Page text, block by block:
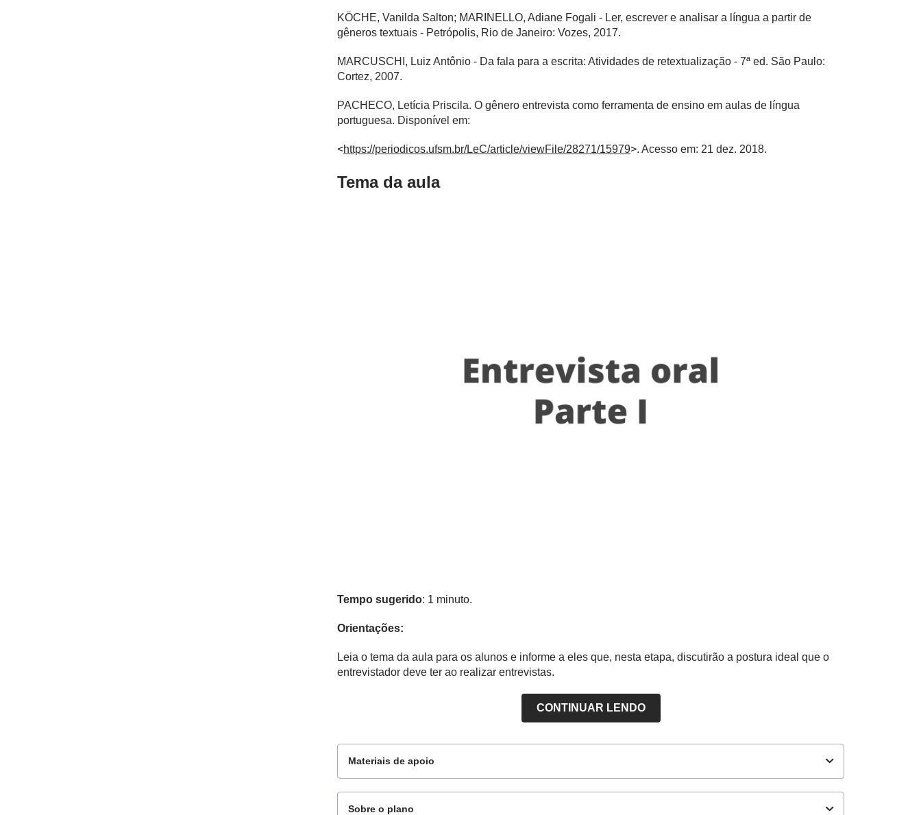
KÖCHE, Vanilda Salton; MARINELLO, Adiane Fogali - Ler, escrever e analisar a língua a partir de
gêneros textuais - Petrópolis, Rio de Janeiro: Vozes, 2017.
MARCUSCHI, Luiz Antônio - Da fala para a escrita: Atividades de retextualização - 7ª ed. São Paulo:
Cortez, 2007.
PACHECO, Letícia Priscila. O gênero entrevista como ferramenta de ensino em aulas de língua
portuguesa. Disponível em:
<https://periodicos.ufsm.br/LeC/article/viewFile/28271/15979>. Acesso em: 21 dez. 2018.
Tema da aula
Tempo sugerido: 1 minuto.
Orientações:
Leia o tema da aula para os alunos e informe a eles que, nesta etapa, discutirão a postura ideal que o
entrevistador deve ter ao realizar entrevistas.
CONTINUAR LENDO
Materiais de apoio
Sobre o plano